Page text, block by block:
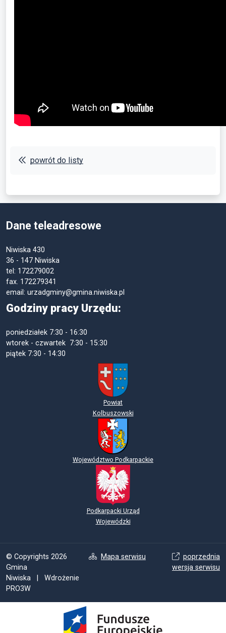
powrót do listy
Dane teleadresowe
Niwiska 430
36 - 147 Niwiska
tel: 172279002
fax. 172279341
email: urzadgminy@gmina.niwiska.pl
Godziny pracy Urzędu:
poniedziałek 7:30 - 16:30
wtorek - czwartek 7:30 - 15:30
piątek 7:30 - 14:30
Powiat
Kolbuszowski
Województwo Podkarpackie
Podkarpacki Urząd
Wojewódzki
© Copyrights 2026
Gmina
Niwiska | Wdrożenie
PRO3W
Mapa serwisu
poprzednia
wersja serwisu